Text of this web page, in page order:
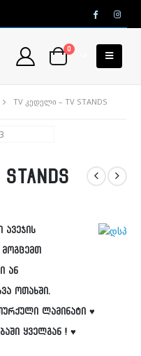
0
TV ᲙᲔᲓᲔᲚᲘ – TV STANDS
ან
ოთახში.
ლამინატი ♥
ყველგან ! ♥